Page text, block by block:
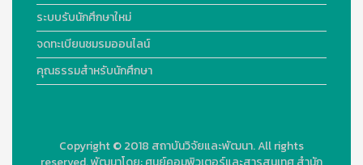
ระบบรับนักศึกษาใหม่
จดทะเบียนชมรมออนไลน์
คุณธรรมสำหรับนักศึกษา
Copyright © 2018 สถาบันวิจัยและพัฒนา. All rights